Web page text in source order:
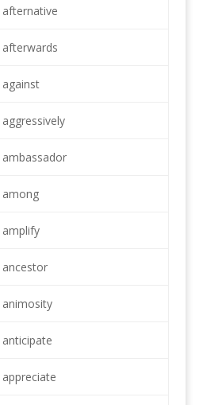
afternative
afterwards
against
aggressively
ambassador
among
amplify
ancestor
animosity
anticipate
appreciate